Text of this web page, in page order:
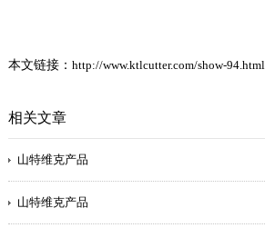
本文链接： http://www.ktlcutter.com/show-94.html
相关文章
山特维克产品
山特维克产品